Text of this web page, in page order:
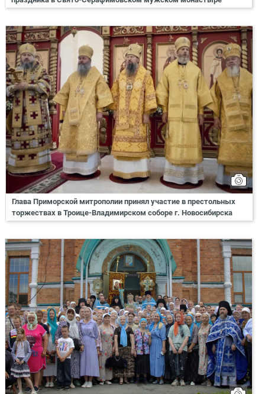
Глава Приморской митрополии принял участие в престольных
торжествах в Троице-Владимирском соборе г. Новосибирска